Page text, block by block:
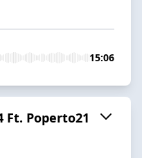
15:06
Ft. Poperto21